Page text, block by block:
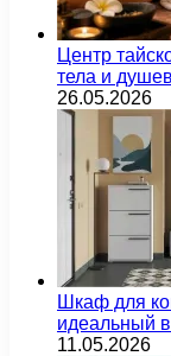
Центр
тела и
26.05.2026
Шкаф для
идеальный
11.05.2026